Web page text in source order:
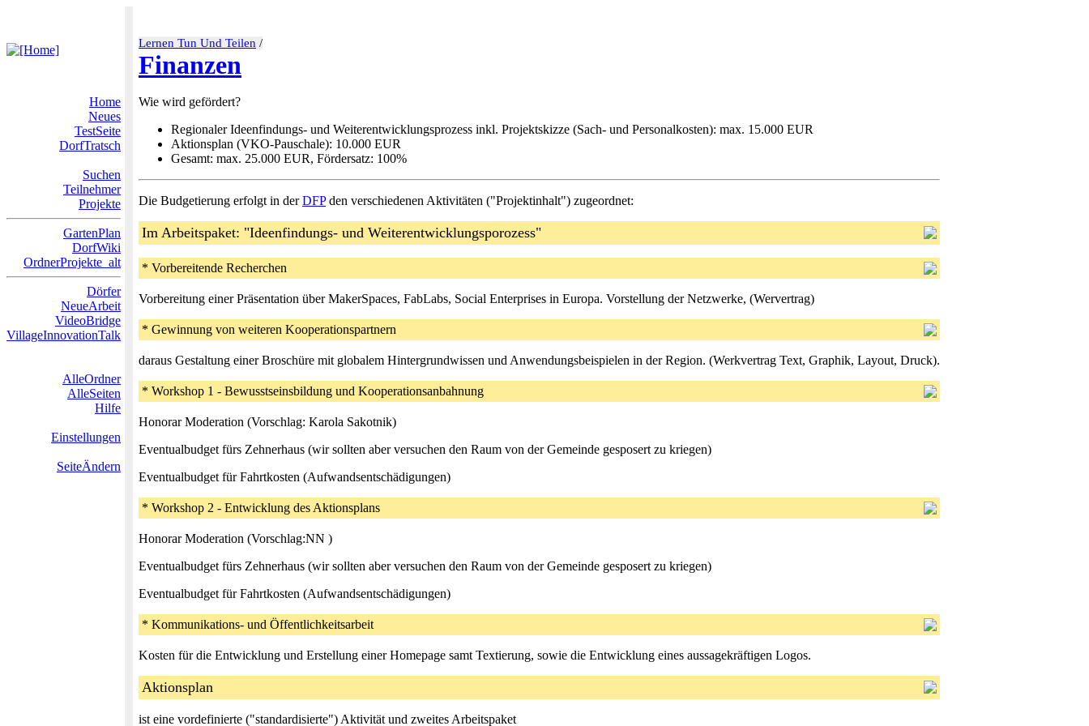
Lernen Tun Und Teilen /
Finanzen
Home
Neues
TestSeite
DorfTratsch
Suchen
Teilnehmer
Projekte
GartenPlan
DorfWiki
OrdnerProjekte_alt
Dörfer
NeueArbeit
VideoBridge
VillageInnovationTalk
AlleOrdner
AlleSeiten
Hilfe
Einstellungen
SeiteÄndern
Wie wird gefördert?
Regionaler Ideenfindungs- und Weiterentwicklungsprozess inkl. Projektskizze (Sach- und Personalkosten): max. 15.000 EUR
Aktionsplan (VKO-Pauschale): 10.000 EUR
Gesamt: max. 25.000 EUR, Fördersatz: 100%
Die Budgetierung erfolgt in derDFPden verschiedenen Aktivitäten ("Projektinhalt") zugeordnet:
Im Arbeitspaket: "Ideenfindungs- und Weiterentwicklungsporozess"
* Vorbereitende Recherchen
Vorbereitung einer Präsentation über MakerSpaces, FabLabs, Social Enterprises in Europa. Vorstellung der Netzwerke, (Wervertrag)
* Gewinnung von weiteren Kooperationspartnern
daraus Gestaltung einer Broschüre mit globalem Hintergrundwissen und Anwendungsbeispielen in der Region. (Werkvertrag Text, Graphik, Layout, Druck).
* Workshop 1 - Bewusstseinsbildung und Kooperationsanbahnung
Honorar Moderation (Vorschlag: Karola Sakotnik)
Eventualbudget fürs Zehnerhaus (wir sollten aber versuchen den Raum von der Gemeinde gesposert zu kriegen)
Eventualbudget für Fahrtkosten (Aufwandsentschädigungen)
* Workshop 2 - Entwicklung des Aktionsplans
Honorar Moderation (Vorschlag:NN )
Eventualbudget fürs Zehnerhaus (wir sollten aber versuchen den Raum von der Gemeinde gesposert zu kriegen)
Eventualbudget für Fahrtkosten (Aufwandsentschädigungen)
* Kommunikations- und Öffentlichkeitsarbeit
Kosten für die Entwicklung und Erstellung einer Homepage samt Textierung, sowie die Entwicklung eines aussagekräftigen Logos.
Aktionsplan
ist eine vordefinierte ("standardisierte") Aktivität und zweites Arbeitspaket